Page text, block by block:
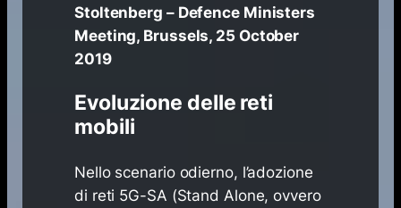
Stoltenberg – Defence Ministers
Meeting, Brussels, 25 October
2019
Evoluzione delle reti
mobili
Nello scenario odierno, l’adozione
di reti 5G-SA (Stand Alone, ovvero